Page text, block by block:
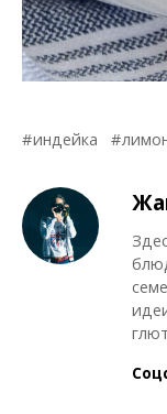
индейка